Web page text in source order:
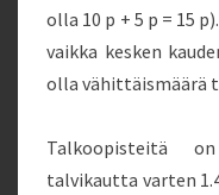
olla 10 p + 5 p = 15
vaikka kesken
olla vähittäismäärä
Talkoopisteitä
talvikautta varten